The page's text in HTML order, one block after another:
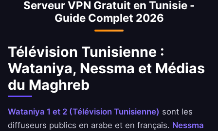
l'objet de blocages périodiques. Le VPN
garantit un accès continu à un internet sans
restrictions pour les Tunisiens dans le pays et
les 1,5 million à l'étranger.
Serveur VPN Gratuit en Tunisie -
Guide Complet 2026
Télévision Tunisienne :
Wataniya, Nessma et Médias
du Maghreb
Wataniya 1 et 2 (Télévision Tunisienne) sont les
diffuseurs publics en arabe et en français. Nessma